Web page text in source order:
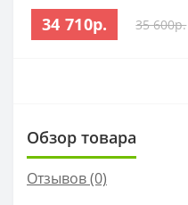
34 710р. 35 600р.
Обзор товара
Отзывов (0)